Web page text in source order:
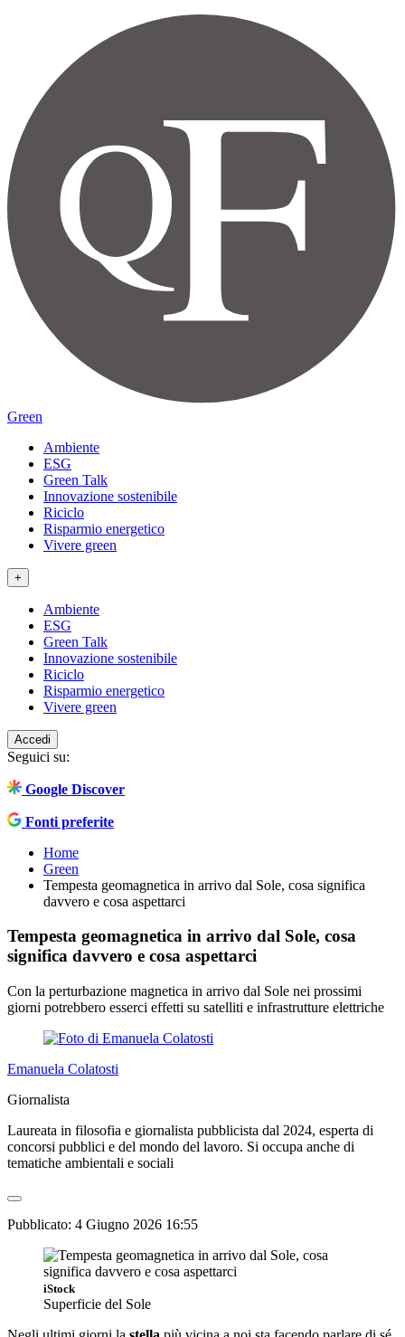
Green
Ambiente
ESG
Green Talk
Innovazione sostenibile
Riciclo
Risparmio energetico
Vivere green
+
Ambiente
ESG
Green Talk
Innovazione sostenibile
Riciclo
Risparmio energetico
Vivere green
Accedi
Seguici su:
Google Discover
Fonti preferite
Home
Green
Tempesta geomagnetica in arrivo dal Sole, cosa significa
davvero e cosa aspettarci
Tempesta geomagnetica in arrivo dal Sole, cosa
significa davvero e cosa aspettarci
Con la perturbazione magnetica in arrivo dal Sole nei prossimi
giorni potrebbero esserci effetti su satelliti e infrastrutture elettriche
Emanuela Colatosti
Giornalista
Laureata in filosofia e giornalista pubblicista dal 2024, esperta di
concorsi pubblici e del mondo del lavoro. Si occupa anche di
tematiche ambientali e sociali
Pubblicato: 4 Giugno 2026 16:55
iStock
Superficie del Sole